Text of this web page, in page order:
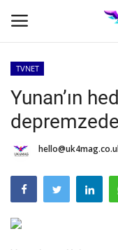
Ana Sayfa
TVNET
TOPLUM
İş Platformu
TVNET
Yunan’ın